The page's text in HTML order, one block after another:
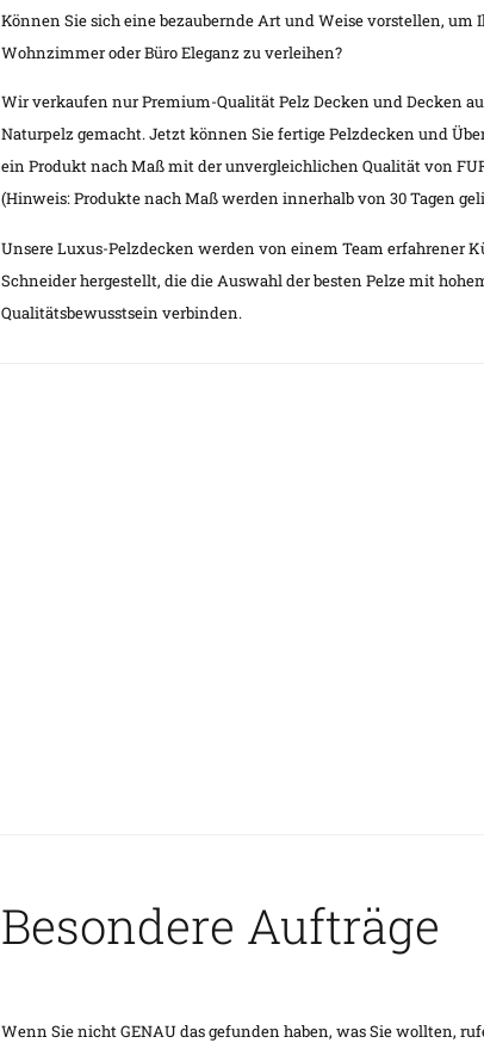
Können Sie sich eine bezaubernde Art und Weise vorstellen, um
Wohnzimmer oder Büro Eleganz zu verleihen?
Wir verkaufen nur Premium-Qualität Pelz Decken und Decken
Naturpelz gemacht. Jetzt können Sie fertige Pelzdecken und
ein Produkt nach Maß mit der unvergleichlichen Qualität von
(Hinweis: Produkte nach Maß werden innerhalb von 30 Tagen
Unsere Luxus-Pelzdecken werden von einem Team erfahrener
Schneider hergestellt, die die Auswahl der besten Pelze mit
Qualitätsbewusstsein verbinden.
Besondere Aufträge
Wenn Sie nicht GENAU das gefunden haben, was Sie wollten,